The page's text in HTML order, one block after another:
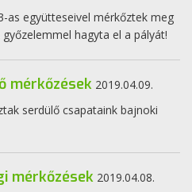
as együtteseivel mérkőztek meg
hagyta el a pályát!
mérkőzések 2019.04.09.
serdülő csapataink bajnoki
mérkőzések 2019.04.08.